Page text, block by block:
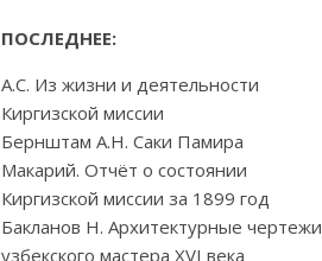
ПОСЛЕДНЕЕ:
А.С. Из жизни и деятельности
Киргизской миссии
Бернштам А.Н. Саки Памира
Макарий. Отчёт о состоянии
Киргизской миссии за 1899 год
Бакланов Н. Архитектурные чертежи
узбекского мастера XVI века